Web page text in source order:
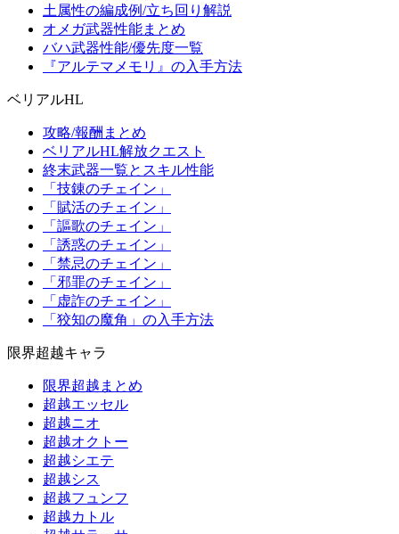
土属性の編成例/立ち回り解説
オメガ武器性能まとめ
バハ武器性能/優先度一覧
『アルテマメモリ』の入手方法
ベリアルHL
攻略/報酬まとめ
ベリアルHL解放クエスト
終末武器一覧とスキル性能
「技錬のチェイン」
「賦活のチェイン」
「謳歌のチェイン」
「誘惑のチェイン」
「禁忌のチェイン」
「邪罪のチェイン」
「虚詐のチェイン」
「狡知の魔角」の入手方法
限界超越キャラ
限界超越まとめ
超越エッセル
超越ニオ
超越オクトー
超越シエテ
超越シス
超越フュンフ
超越カトル